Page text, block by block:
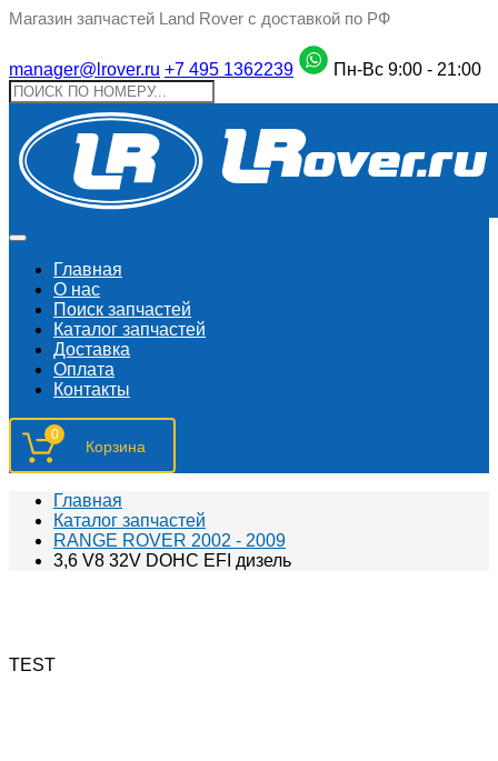
Магазин запчастей Land Rover с доставкой по РФ
manager@lrover.ru +7 495 1362239 Пн-Вс 9:00 - 21:00
Главная
О нас
Поиск запчастeй
Каталог запчастей
Доставка
Оплата
Контакты
0
Главная
Каталог запчастей
RANGE ROVER 2002 - 2009
3,6 V8 32V DOHC EFI дизель
TEST